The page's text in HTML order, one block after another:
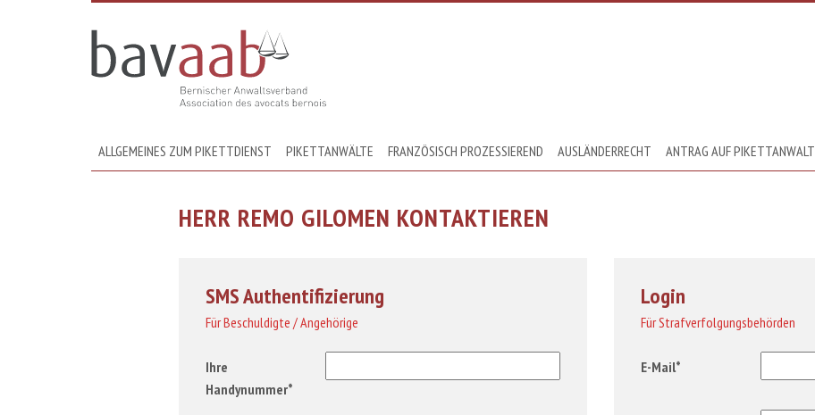
ALLGEMEINES ZUM PIKETTDIENST PIKETTANWÄLTE FRANZÖSISCH PROZESSIEREND AUSLÄNDERRECHT ANTRAG AUF PIKETTANWALT
HERR REMO GILOMEN KONTAKTIEREN
SMS Authentifizierung
Für Beschuldigte / Angehörige
Ihre
Handynummer*
Login
Für Strafverfolgungsbehörden
E-Mail*